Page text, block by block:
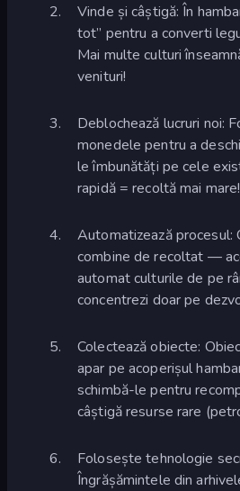
Vinde și câștigă: În
tot” pentru a converti
Mai multe culturi
venituri!
Deblochează lucruri noi:
monedele pentru a
le îmbunătăți pe cele
rapidă = recoltă mai mare!
Automatizează procesul:
combine de recoltat —
automat culturile de pe
concentrezi doar pe
Colectează obiecte:
apar pe acoperișul
schimbă-le pentru
câștigă resurse rare
Folosește tehnologie
Îngrășămintele din